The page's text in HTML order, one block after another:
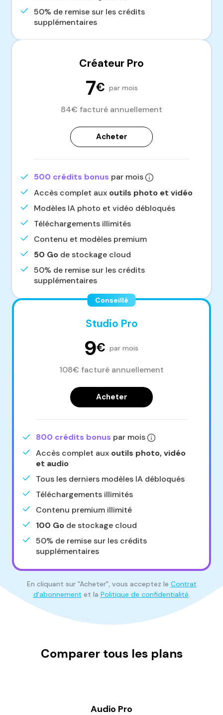
50% de remise sur les crédits
supplémentaires
Créateur Pro
7€ par mois
84€ facturé annuellement
Acheter
500 crédits bonus par mois
Accès complet aux outils photo et vidéo
Modèles IA photo et vidéo débloqués
Téléchargements illimités
Contenu et modèles premium
50 Go de stockage cloud
50% de remise sur les crédits
supplémentaires
Conseillé
Studio Pro
9€ par mois
108€ facturé annuellement
Acheter
800 crédits bonus par mois
Accès complet aux outils photo, vidéo
et audio
Tous les derniers modèles IA débloqués
Téléchargements illimités
Contenu premium illimité
100 Go de stockage cloud
50% de remise sur les crédits
supplémentaires
En cliquant sur "Acheter", vous acceptez le Contrat
d'abonnement et la Politique de confidentialité.
Comparer tous les plans
Audio Pro